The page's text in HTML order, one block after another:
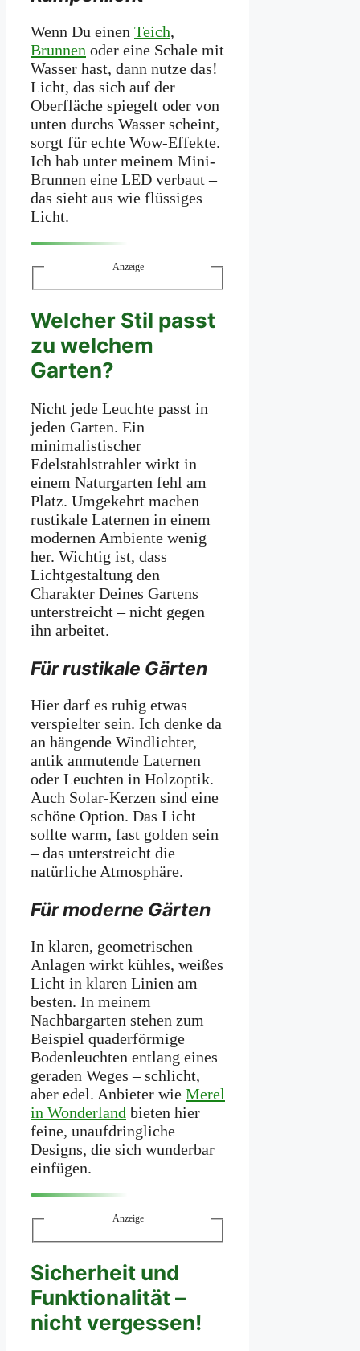
Wenn Du einen Teich,
Brunnen oder eine Schale mit
Wasser hast, dann nutze das!
Licht, das sich auf der
Oberfläche spiegelt oder von
unten durchs Wasser scheint,
sorgt für echte Wow-Effekte.
Ich hab unter meinem Mini-
Brunnen eine LED verbaut –
das sieht aus wie flüssiges
Licht.
Anzeige
Welcher Stil passt
zu welchem
Garten?
Nicht jede Leuchte passt in
jeden Garten. Ein
minimalistischer
Edelstahlstrahler wirkt in
einem Naturgarten fehl am
Platz. Umgekehrt machen
rustikale Laternen in einem
modernen Ambiente wenig
her. Wichtig ist, dass
Lichtgestaltung den
Charakter Deines Gartens
unterstreicht – nicht gegen
ihn arbeitet.
Für rustikale Gärten
Hier darf es ruhig etwas
verspielter sein. Ich denke da
an hängende Windlichter,
antik anmutende Laternen
oder Leuchten in Holzoptik.
Auch Solar-Kerzen sind eine
schöne Option. Das Licht
sollte warm, fast golden sein
– das unterstreicht die
natürliche Atmosphäre.
Für moderne Gärten
In klaren, geometrischen
Anlagen wirkt kühles, weißes
Licht in klaren Linien am
besten. In meinem
Nachbargarten stehen zum
Beispiel quaderförmige
Bodenleuchten entlang eines
geraden Weges – schlicht,
aber edel. Anbieter wie Merel
in Wonderland bieten hier
feine, unaufdringliche
Designs, die sich wunderbar
einfügen.
Anzeige
Sicherheit und
Funktionalität –
nicht vergessen!